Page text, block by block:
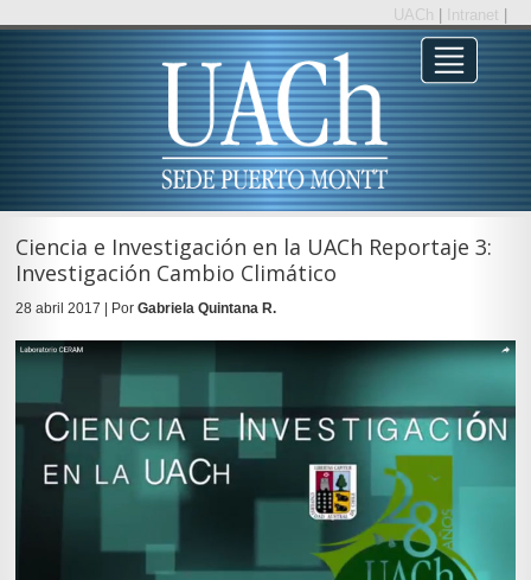
UACh Intranet
Ciencia e Investigación en la UACh Reportaje 3:
Investigación Cambio Climático
28 abril 2017 | Por Gabriela Quintana R.